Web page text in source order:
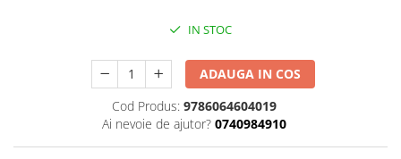
Publicistica / Reportaje / Interviuri
Sociologie si filozofie
IN STOC
ADAUGA IN COS
Cod Produs: 9786064604019
Ai nevoie de ajutor? 0740984910